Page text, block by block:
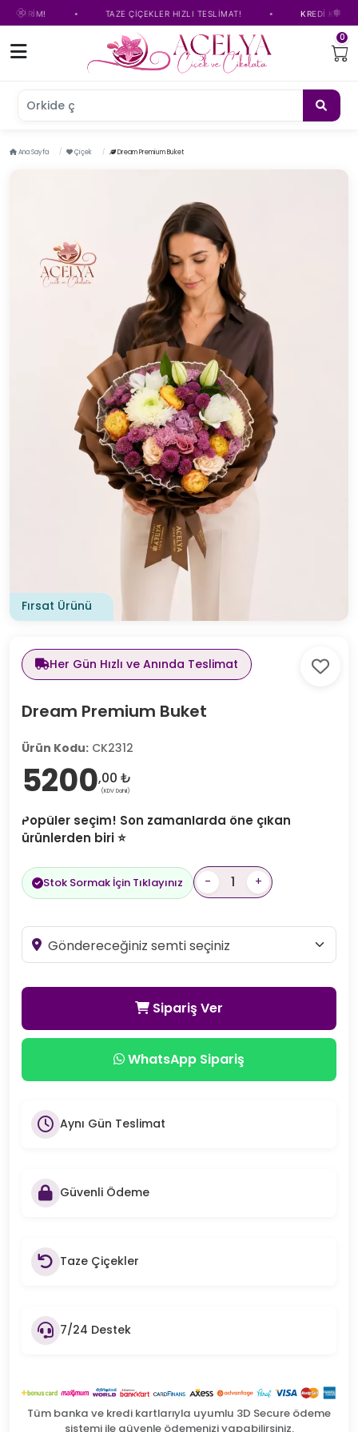
TAZE ÇİÇEKLER HIZLI TESLİMAT! KREDİ KARTINA
0
Orkide çiçeğ
Ana Sayfa Çiçek Dream Premium Buket
Fırsat Ürünü
Her Gün Hızlı ve Anında Teslimat
Dream Premium Buket
Ürün Kodu: CK2312
5200,00 ₺
(KDV Dahil)
Popüler seçim! Son zamanlarda öne çıkan
ürünlerden biri ⭐
Stok Sormak İçin Tıklayınız - +
Sipariş Ver
WhatsApp Sipariş
Aynı Gün Teslimat
Güvenli Ödeme
Taze Çiçekler
7/24 Destek
Tüm banka ve kredi kartlarıyla uyumlu 3D Secure ödeme
sistemi ile güvenle ödemenizi yapabilirsiniz.